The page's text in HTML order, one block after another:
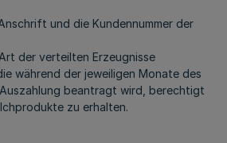
und die Kundennummer der
der verteilten Erzeugnisse
während der jeweiligen Monate des
beantragt wird, berechtigt
zu erhalten.